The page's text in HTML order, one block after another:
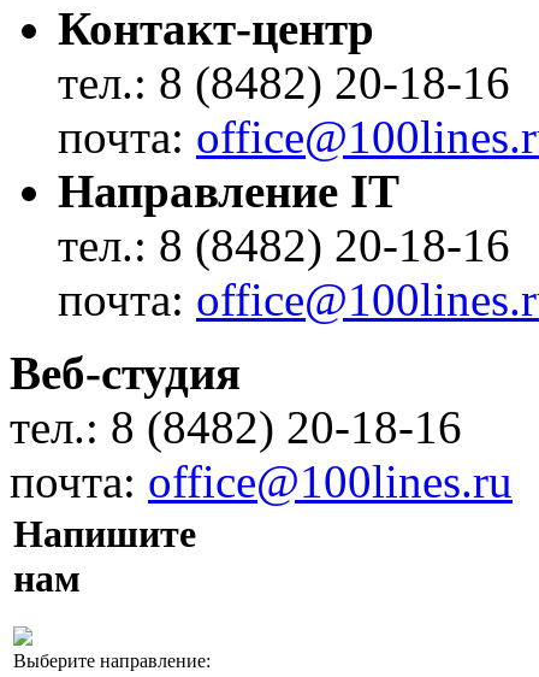
Контакт-центр
тел.: 8 (8482) 20-18-16
почта:
Направление IT
тел.: 8 (8482) 20-18-16
почта:
Веб-студия
тел.: 8 (8482) 20-18-16
почта: office@100lines.ru
Напишите
нам
Выберите направление: